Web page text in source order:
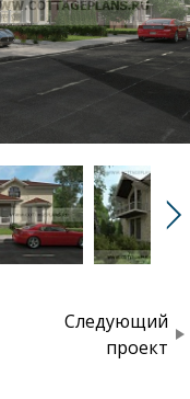
Следующий
проект